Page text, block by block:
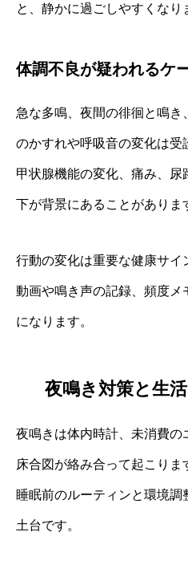
と、静かに過ごしやすくなり
体調不良が疑われるケ
急な多鳴、夜間の徘徊と鳴
のかすれや呼吸音の変化は受
甲状腺機能の変化、痛み、
下が背景にあることがありま
行動の変化は重要な健康サイ
動画や鳴き声の記録、頻度メ
になります。
夜鳴き対策と生
夜鳴きは体内時計、未消費の
床合図が絡み合って起こりま
睡眠前のルーティンと環境
土台です。